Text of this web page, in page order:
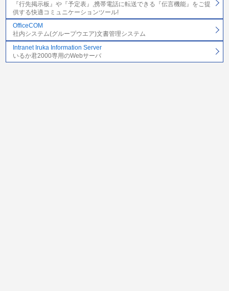
『行先掲示板』や『予定表』,携帯電話に転送できる『伝言機能』をご提
供する快適コミュニケーションツール!
OfficeCOM
社内システム(グループウエア)文書管理システム
Intranet Iruka Information Server
いるか君2000専用のWebサーバ